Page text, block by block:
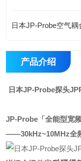
日本JP-Probe空气
产品介绍
日本JP-Probe探头
JP-Probe「全能型宽
——30kHz~10MHz全